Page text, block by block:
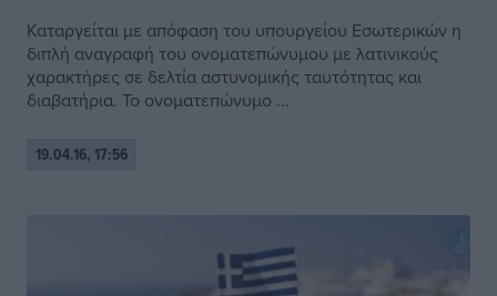
Καταργείται με απόφαση του υπουργείου Εσωτερικών η
διπλή αναγραφή του ονοματεπώνυμου με λατινικούς
χαρακτήρες σε δελτία αστυνομικής ταυτότητας και
διαβατήρια. Το ονοματεπώνυμο ...
19.04.16, 17:56